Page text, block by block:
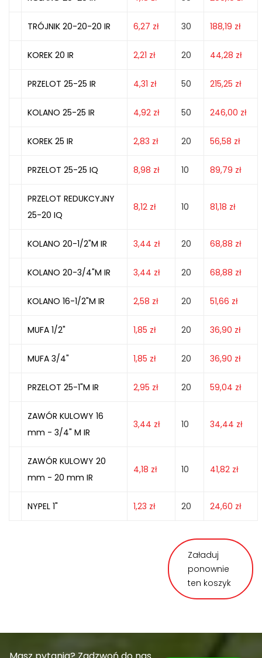
TRÓJNIK 20-20-20 IR 6,27 zł 30 188,19 zł
KOREK 20 IR 2,21 zł 20 44,28 zł
PRZELOT 25-25 IR 4,31 zł 50 215,25 zł
KOLANO 25-25 IR 4,92 zł 50 246,00 zł
KOREK 25 IR 2,83 zł 20 56,58 zł
PRZELOT 25-25 IQ 8,98 zł 10 89,79 zł
PRZELOT REDUKCYJNY
25-20 IQ
8,12 zł 10 81,18 zł
KOLANO 20-1/2"M IR 3,44 zł 20 68,88 zł
KOLANO 20-3/4"M IR 3,44 zł 20 68,88 zł
KOLANO 16-1/2"M IR 2,58 zł 20 51,66 zł
MUFA 1/2" 1,85 zł 20 36,90 zł
MUFA 3/4" 1,85 zł 20 36,90 zł
PRZELOT 25-1"M IR 2,95 zł 20 59,04 zł
ZAWÓR KULOWY 16
mm - 3/4" M IR
3,44 zł 10 34,44 zł
ZAWÓR KULOWY 20
mm - 20 mm IR
4,18 zł 10 41,82 zł
NYPEL 1" 1,23 zł 20 24,60 zł
Załaduj
ponownie
ten koszyk